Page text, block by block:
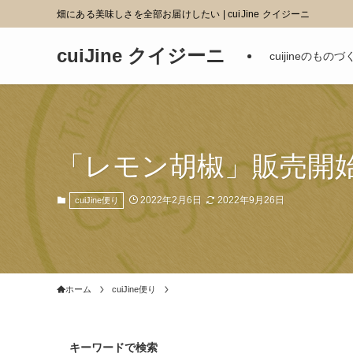
畑にある美味しさを全部お届けしたい | cuiJine クイジーニ
cuiJine クイジーニ cuijineのものづ
「レモン胡椒」販売開
cuiJine便り 2022年2月6日 2022年9月26日
ホーム cuiJine便り
キーワードで検索